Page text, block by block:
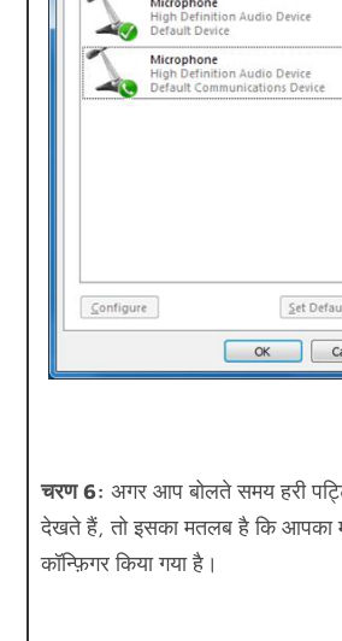
चरण 6: अगर आप बोलते समय हरी
देखते हैं, तो इसका मतलब है कि आपका
कॉन्फ़िगर किया गया है।